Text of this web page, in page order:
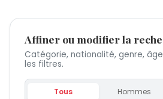
Affiner ou modifier la
Catégorie, nationalité, genre,
les filtres.
Tous Hommes